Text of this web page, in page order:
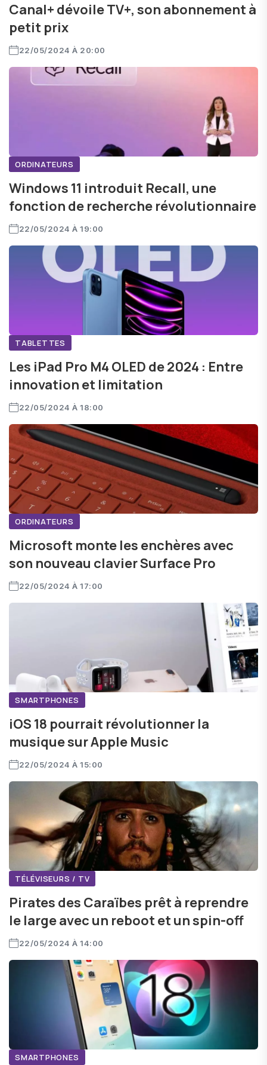
Canal+ dévoile TV+, son abonnement à
petit prix
22/05/2024 À 20:00
ORDINATEURS
Windows 11 introduit Recall, une
fonction de recherche révolutionnaire
22/05/2024 À 19:00
TABLETTES
Les iPad Pro M4 OLED de 2024 : Entre
innovation et limitation
22/05/2024 À 18:00
ORDINATEURS
Microsoft monte les enchères avec
son nouveau clavier Surface Pro
22/05/2024 À 17:00
SMARTPHONES
iOS 18 pourrait révolutionner la
musique sur Apple Music
22/05/2024 À 15:00
TÉLÉVISEURS / TV
Pirates des Caraïbes prêt à reprendre
le large avec un reboot et un spin-off
22/05/2024 À 14:00
SMARTPHONES